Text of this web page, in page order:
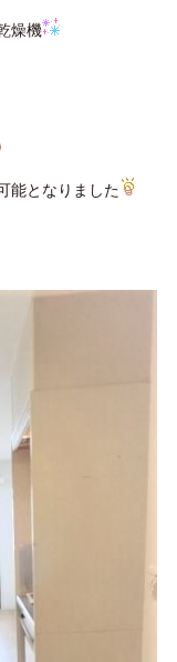
燥機
能となりました